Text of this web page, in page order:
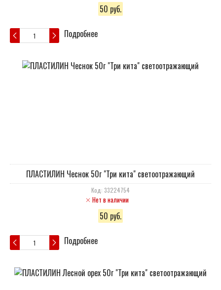
50 руб.
Подробнее
ПЛАСТИЛИН Чеснок 50г "Три кита" светоотражающий
Код: 33224754
Нет в наличии
50 руб.
Подробнее